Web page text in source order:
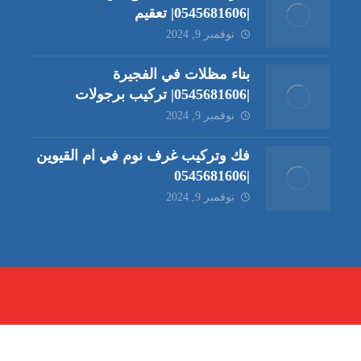
|0545681606| تعقيم
نوفمبر 9, 2024
بناء مظلات في الفجيرة
|0545681606| تركيب برجولات
نوفمبر 9, 2024
فك وتركيب غرف نوم في ام القيوين
|0545681606
نوفمبر 9, 2024